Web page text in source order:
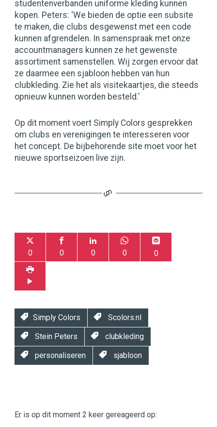
studentenverbanden uniforme kleding kunnen
kopen. Peters: ‘We bieden de optie een subsite
te maken, die clubs desgewenst met een code
kunnen afgrendelen. In samenspraak met onze
accountmanagers kunnen ze het gewenste
assortiment samenstellen. Wij zorgen ervoor dat
ze daarmee een sjabloon hebben van hun
clubkleding. Zie het als visitekaartjes, die steeds
opnieuw kunnen worden besteld.’
Op dit moment voert Simply Colors gesprekken
om clubs en verenigingen te interesseren voor
het concept. De bijbehorende site moet voor het
nieuwe sportseizoen live zijn.
0 0 0 0 0
Simply Colors Scolors.nl
Stein Peters clubkleding
personaliseren sjabloon
|
Digital
Er is op dit moment 2 keer gereageerd op: